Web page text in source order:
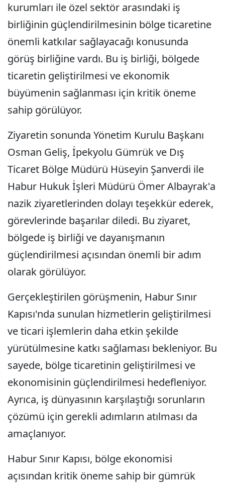
kurumları ile özel sektör arasındaki iş
birliğinin güçlendirilmesinin bölge ticaretine
önemli katkılar sağlayacağı konusunda
görüş birliğine vardı. Bu iş birliği, bölgede
ticaretin geliştirilmesi ve ekonomik
büyümenin sağlanması için kritik öneme
sahip görülüyor.
Ziyaretin sonunda Yönetim Kurulu Başkanı
Osman Geliş, İpekyolu Gümrük ve Dış
Ticaret Bölge Müdürü Hüseyin Şanverdi ile
Habur Hukuk İşleri Müdürü Ömer Albayrak'a
nazik ziyaretlerinden dolayı teşekkür ederek,
görevlerinde başarılar diledi. Bu ziyaret,
bölgede iş birliği ve dayanışmanın
güçlendirilmesi açısından önemli bir adım
olarak görülüyor.
Gerçekleştirilen görüşmenin, Habur Sınır
Kapısı'nda sunulan hizmetlerin geliştirilmesi
ve ticari işlemlerin daha etkin şekilde
yürütülmesine katkı sağlaması bekleniyor. Bu
sayede, bölge ticaretinin geliştirilmesi ve
ekonomisinin güçlendirilmesi hedefleniyor.
Ayrıca, iş dünyasının karşılaştığı sorunların
çözümü için gerekli adımların atılması da
amaçlanıyor.
Habur Sınır Kapısı, bölge ekonomisi
açısından kritik öneme sahip bir gümrük